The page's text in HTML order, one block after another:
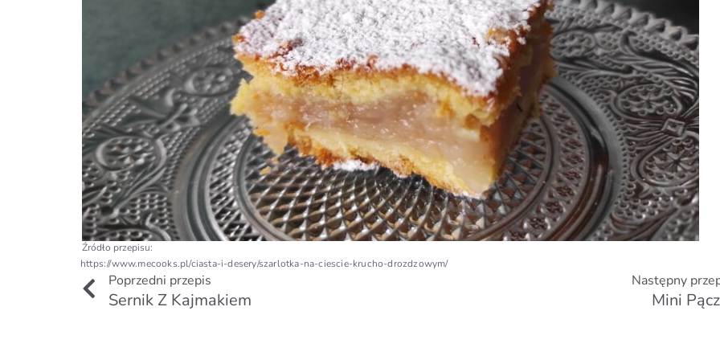
Źródło przepisu:
https://www.mecooks.pl/ciasta-i-desery/szarlotka-na-ciescie-krucho-drozdzowym/
Prev
Poprzedni przepis
Sernik Z Kajmakiem
Następny
Mini